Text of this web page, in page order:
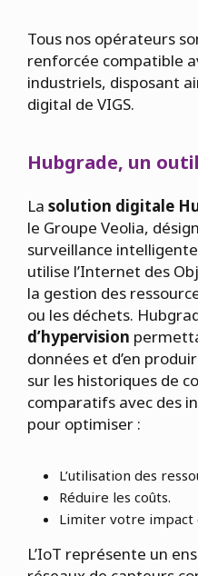
Tous nos opérateurs
renforcée compatible
industriels, disposant
digital de VIGS.
Hubgrade, un
La solution digitale
le Groupe Veolia,
surveillance
utilise l’Internet des
la gestion des
ou les déchets.
d’hypervision
données et d’en
sur les historiques de
comparatifs avec des
pour optimiser :
L’utilisation des
Réduire les coûts.
Limiter votre impact
L’IoT représente un